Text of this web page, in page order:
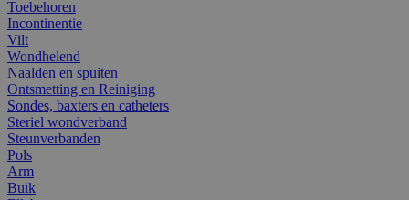
Toebehoren
Incontinentie
Vilt
Wondhelend
Naalden en spuiten
Ontsmetting en Reiniging
Sondes, baxters en catheters
Steriel wondverband
Steunverbanden
Pols
Arm
Buik